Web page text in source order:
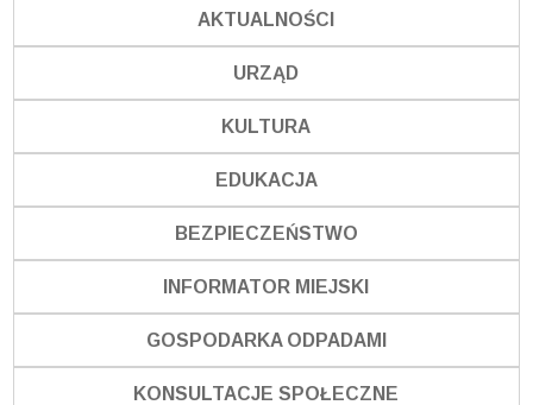
AKTUALNOŚCI
URZĄD
KULTURA
EDUKACJA
BEZPIECZEŃSTWO
INFORMATOR MIEJSKI
GOSPODARKA ODPADAMI
KONSULTACJE SPOŁECZNE